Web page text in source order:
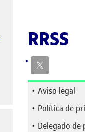
RRSS
Aviso legal
Política de
Delegado